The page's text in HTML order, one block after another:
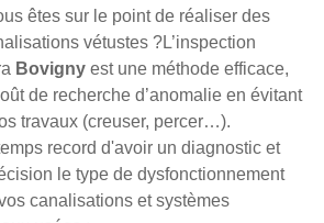
êtes sur le point de réaliser des
vétustes ?L’inspection
Bovigny est une méthode efficace,
de recherche d’anomalie en évitant
travaux (creuser, percer…).
record d'avoir un diagnostic et
le type de dysfonctionnement
canalisations et systèmes